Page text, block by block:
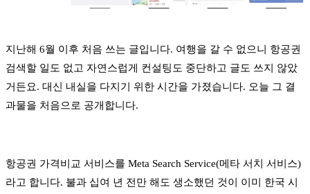
지난해 6월 이후 처음 쓰는 글입니다. 여행을 갈 수 없으니 항공권
검색할 일도 없고 자연스럽게 컨설팅도 중단하고 글도 쓰지 않았
거든요. 대신 내실을 다지기 위한 시간을 가졌습니다. 오늘 그 결
과물을 처음으로 공개합니다.
항공권 가격비교 서비스를 Meta Search Service(메타 서치 서비스)
라고 합니다. 불과 십여 년 전만 해도 생소했던 것이 이미 한국 시